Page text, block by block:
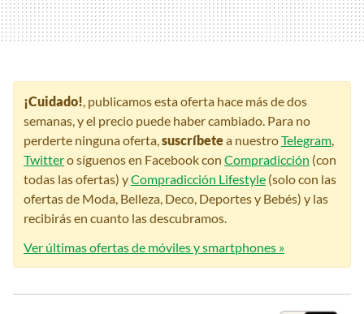
¡Cuidado! , publicamos esta oferta hace más de dos
semanas, y el precio puede haber cambiado. Para no
perderte ninguna oferta, suscríbetea nuestroTelegram
Twittero síguenos en Facebook con Compradicción (con
todas las ofertas) yCompradicción Lifestyle (solo con las
ofertas de Moda, Belleza, Deco, Deportes y Bebés) y las
recibirás en cuanto las descubramos.
Ver últimas ofertas de móviles y smartphones »